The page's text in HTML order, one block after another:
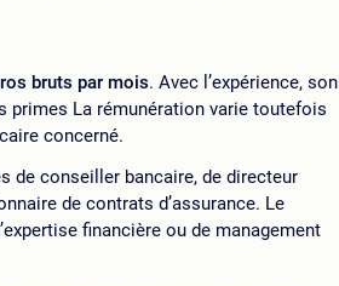
bruts par mois. Avec l’expérience, son
primes La rémunération varie toutefois
concerné.
de conseiller bancaire, de directeur
de contrats d’assurance. Le
financière ou de management